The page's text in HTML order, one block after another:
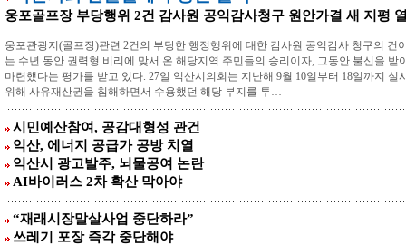
웅포골프장 부당행위 2건 감사원 공익감사청구 원안가결 새 지평
웅포관광지(골프장)관련 2건의 부당한 행정행위에 대한 감사원 공익감사 청구의 건
는 수년 동안 권력형 비리에 맞서 온 해당지역 주민들의 승리이자, 그동안 불신을
마련했다는 평가를 받고 있다. 27일 익산시의회는 지난해 9월 10일부터 18일까지
위해 사유재산권을 침해하면서 수용했던 해당 부지를 투…
시민예산참여, 공감대형성 관건
익산, 에너지 공급가 공방 치열
익산시 광고발주, 뇌물공여 논란
AI바이러스 2차 확산 막아야
“재래시장말살사업 중단하라”
쓰레기 포장 즉각 중단해야